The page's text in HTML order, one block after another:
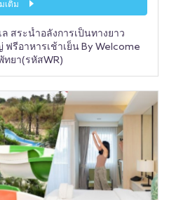
เติม
สระน้ำอลังการเป็นทางยาว
รีอาหารเช้าเย็น By Welcome
ยา(รหัสWR)